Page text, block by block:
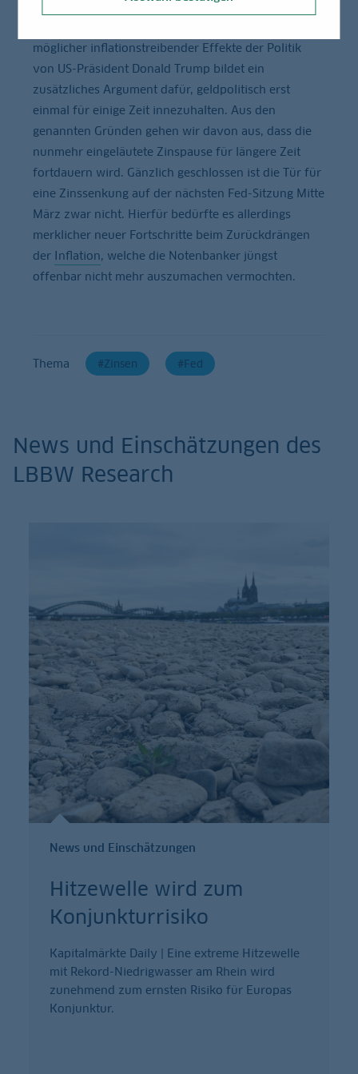
Prozentpunkt längst nicht mehr so stark bremst wie
möglicher inflationstreibender Effekte der Politik
von US-Präsident Donald Trump bildet ein
zusätzliches Argument dafür, geldpolitisch erst
einmal für einige Zeit innezuhalten. Aus den
genannten Gründen gehen wir davon aus, dass die
nunmehr eingeläutete Zinspause für längere Zeit
fortdauern wird. Gänzlich geschlossen ist die Tür für
eine Zinssenkung auf der nächsten Fed-Sitzung Mitte
März zwar nicht. Hierfür bedürfte es allerdings
merklicher neuer Fortschritte beim Zurückdrängen
der Inflation, welche die Notenbanker jüngst
offenbar nicht mehr auszumachen vermochten.
Thema Zinsen Fed
News und Einschätzungen des
LBBW Research
News und Einschätzungen
Hitzewelle wird zum
Konjunkturrisiko
Kapitalmärkte Daily | Eine extreme Hitzewelle
mit Rekord-Niedrigwasser am Rhein wird
zunehmend zum ernsten Risiko für Europas
Konjunktur.